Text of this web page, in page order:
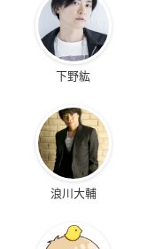
下野紘
浪川大輔